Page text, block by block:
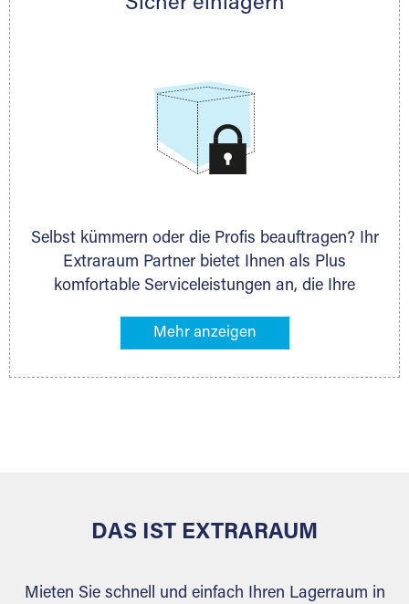
persönlich hinsichtlich Lagervolumen und zu
Selbst kümmern oder die Profis beauftragen? Ihr
Extraraum Partner bietet Ihnen als Plus
komfortable Serviceleistungen an, die Ihre
gehören z. B. Verpackungsservice, Lieferung von
Ihr Lagergut wird bei Ihrem Extraraum Partner
DAS IST EXTRARAUM
Mieten Sie schnell und einfach Ihren Lagerraum in